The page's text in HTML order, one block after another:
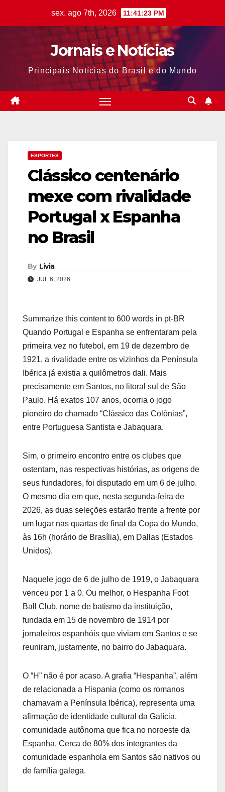
sex. ago 7th, 2026 11:41:24 PM
Jornais e Notícias
Principais Notícias do Brasil e do Mundo
ESPORTES
Clássico centenário
mexe com rivalidade
Portugal x Espanha
no Brasil
By Livia
JUL 6, 2026
Summarize this content to 600 words in pt-BR
Quando Portugal e Espanha se enfrentaram pela
primeira vez no futebol, em 19 de dezembro de
1921, a rivalidade entre os vizinhos da Península
Ibérica já existia a quilômetros dali. Mais
precisamente em Santos, no litoral sul de São
Paulo. Há exatos 107 anos, ocorria o jogo
pioneiro do chamado “Clássico das Colônias”,
entre Portuguesa Santista e Jabaquara.
Sim, o primeiro encontro entre os clubes que
ostentam, nas respectivas histórias, as origens de
seus fundadores, foi disputado em um 6 de julho.
O mesmo dia em que, nesta segunda-feira de
2026, as duas seleções estarão frente a frente por
um lugar nas quartas de final da Copa do Mundo,
às 16h (horário de Brasília), em Dallas (Estados
Unidos).
Naquele jogo de 6 de julho de 1919, o Jabaquara
venceu por 1 a 0. Ou melhor, o Hespanha Foot
Ball Club, nome de batismo da instituição,
fundada em 15 de novembro de 1914 por
jornaleiros espanhóis que viviam em Santos e se
reuniram, justamente, no bairro do Jabaquara.
O “H” não é por acaso. A grafia “Hespanha”, além
de relacionada a Hispania (como os romanos
chamavam a Península Ibérica), representa uma
afirmação de identidade cultural da Galícia,
comunidade autônoma que fica no noroeste da
Espanha. Cerca de 80% dos integrantes da
comunidade espanhola em Santos são nativos ou
de família galega.